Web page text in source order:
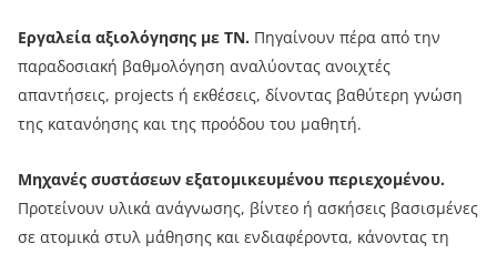
Εργαλεία αξιολόγησης με ΤΝ. Πηγαίνουν πέρα από την
παραδοσιακή βαθμολόγηση αναλύοντας ανοιχτές
απαντήσεις, projects ή εκθέσεις, δίνοντας βαθύτερη γνώση
της κατανόησης και της προόδου του μαθητή.
Μηχανές συστάσεων εξατομικευμένου περιεχομένου.
Προτείνουν υλικά ανάγνωσης, βίντεο ή ασκήσεις βασισμένες
σε ατομικά στυλ μάθησης και ενδιαφέροντα, κάνοντας τη